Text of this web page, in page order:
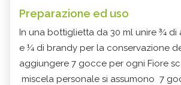
Preparazione ed uso
In una bottiglietta da 30 ml unire ¾ di
e ¼ di brandy per la conservazione
aggiungere 7 gocce per ogni Fiore
miscela personale si assumono 7